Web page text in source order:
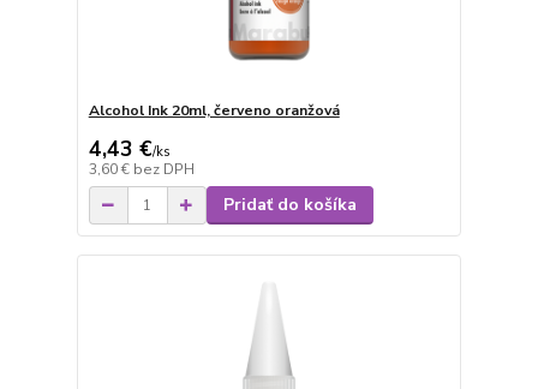
Alcohol Ink 20ml, červeno oranžová
4,43 €/ks
3,60 € bez DPH
Pridať do košíka